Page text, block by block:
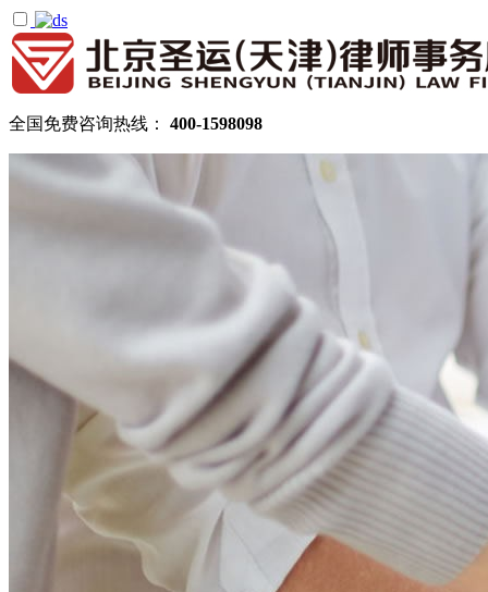
全国免费咨询热线： 400-1598098
律所公告
拆迁律师团队
民商律师团队
部门领域
公司商务部
民事纠纷部
涉外法律事务部
金融证券部
海事海商部